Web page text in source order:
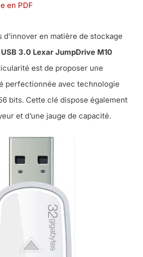
en PDF
d’innover en matière de stockage
3.0 Lexar JumpDrive M10
est de proposer une
perfectionnée avec technologie
bits. Cette clé dispose également
et d’une jauge de capacité.